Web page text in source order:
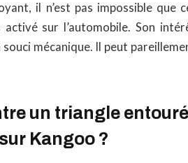
il n’est pas impossible que
sur l’automobile. Son
mécanique. Il peut
un triangle entouré
Kangoo ?